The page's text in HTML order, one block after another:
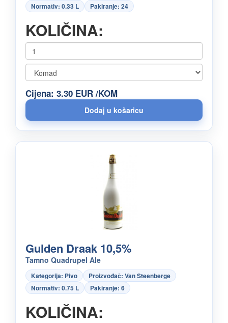
Normativ: 0.33 L
Pakiranje: 24
KOLIČINA:
Cijena: 3.30 EUR /KOM
Gulden Draak 10,5%
Tamno Quadrupel Ale
Kategorija: Pivo
Proizvođač: Van Steenberge
Normativ: 0.75 L
Pakiranje: 6
KOLIČINA: